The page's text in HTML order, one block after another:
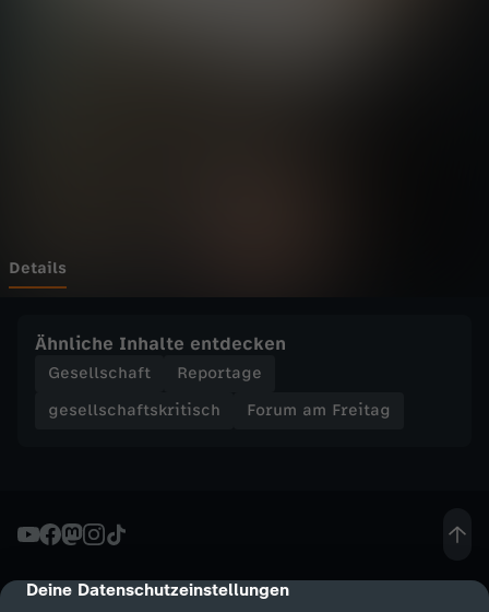
cmp-dialog-description
Deine Datenschutzeinstellungen
a
g
-
K
e
e
Details
Ähnliche Inhalte entdecken
Gesellschaft
Reportage
gesellschaftskritisch
Forum am Freitag